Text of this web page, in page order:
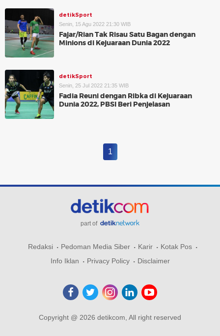
detikSport
Senin, 15 Agu 2022 21:30 WIB
Fajar/Rian Tak Risau Satu Bagan dengan
Minions di Kejuaraan Dunia 2022
detikSport
Senin, 25 Jul 2022 21:35 WIB
Fadia Reuni dengan Ribka di Kejuaraan
Dunia 2022, PBSI Beri Penjelasan
1
part of
Redaksi Pedoman Media Siber Karir
Kotak Pos
Info Iklan
Privacy Policy Disclaimer
Copyright @ 2026 detikcom, All right reserved